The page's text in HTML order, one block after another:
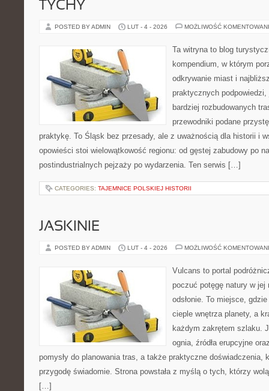
TYCHY
POSTED BY ADMIN LUT - 4 - 2026 MOŻLIWOŚĆ
Ta witryna to blog
kompendium, w którym
odkrywanie miast i
praktycznych
bardziej rozbudowanych
przewodniki podane
praktykę. To Śląsk bez przesady, ale z uważnością dla historii i
opowieści stoi wielowątkowość regionu: od gęstej zabudowy po
postindustrialnych pejzaży po wydarzenia. Ten serwis […]
CATEGORIES: TAJEMNICE POLSKIEJ HISTORII
JASKINIE
POSTED BY ADMIN LUT - 4 - 2026 MOŻLIWOŚĆ
Vulcans to portal
poczuć potęgę natury w jej
odsłonie. To miejsce,
cieple wnętrza planety, a
każdym zakrętem szlaku.
ognia, źródła erupcyjne
pomysły do planowania tras, a także praktyczne doświadczenia,
przygodę świadomie. Strona powstała z myślą o tych, którzy
[…]